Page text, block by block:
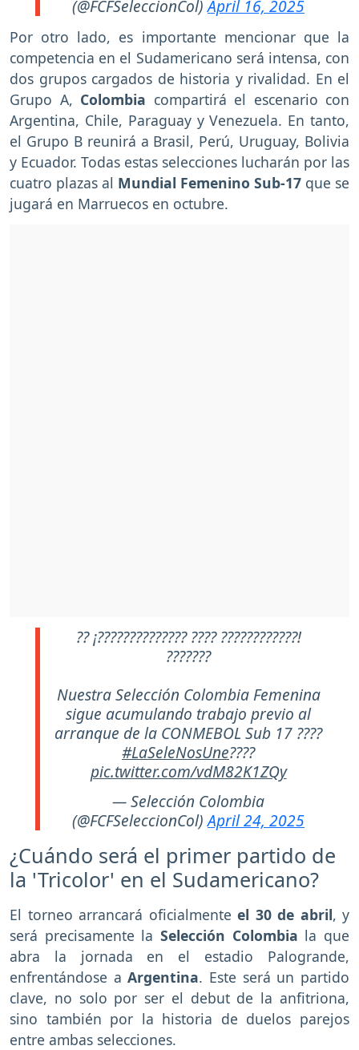
(@FCFSeleccionCol)April 16, 2025
Por otro lado, es importante mencionar que la
competencia en el Sudamericano será intensa, con
dos grupos cargados de historia y rivalidad. En el
Grupo A, Colombia compartirá el escenario con
Argentina, Chile, Paraguay y Venezuela. En tanto,
el Grupo B reunirá a Brasil, Perú, Uruguay, Bolivia
y Ecuador. Todas estas selecciones lucharán por las
cuatro plazas al Mundial Femenino Sub-17 que se
jugará en Marruecos en octubre.
?? ¡?????????????? ???? ????????????!
???????
Nuestra Selección Colombia Femenina
sigue acumulando trabajo previo al
arranque de la CONMEBOL Sub 17 ????
#LaSeleNosUne????
pic.twitter.com/vdM82K1ZQy
— Selección Colombia
(@FCFSeleccionCol)April 24, 2025
¿Cuándo será el primer partido de
la 'Tricolor' en el Sudamericano?
El torneo arrancará oficialmente el 30 de abril, y
será precisamente la Selección Colombia la que
abra la jornada en el estadio Palogrande,
enfrentándose aArgentina. Este será un partido
clave, no solo por ser el debut de la anfitriona,
sino también por la historia de duelos parejos
entre ambas selecciones.